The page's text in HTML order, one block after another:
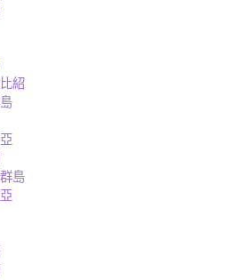
紹
島